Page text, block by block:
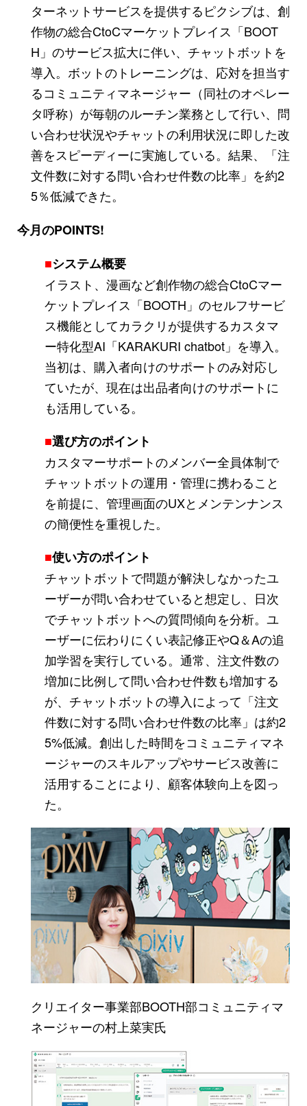
ターネットサービスを提供するピクシブは、創
作物の総合CtoCマーケットプレイス「BOOT
H」のサービス拡大に伴い、チャットボットを
導入。ボットのトレーニングは、応対を担当す
るコミュニティマネージャー（同社のオペレー
タ呼称）が毎朝のルーチン業務として行い、問
い合わせ状況やチャットの利用状況に即した改
善をスピーディーに実施している。結果、「注
文件数に対する問い合わせ件数の比率」を約2
5％低減できた。
今月のPOINTS!
■システム概要
イラスト、漫画など創作物の総合CtoCマー
ケットプレイス「BOOTH」のセルフサービ
ス機能としてカラクリが提供するカスタマ
ー特化型AI「KARAKURI chatbot」を導入。
当初は、購入者向けのサポートのみ対応し
ていたが、現在は出品者向けのサポートに
も活用している。
■選び方のポイント
カスタマーサポートのメンバー全員体制で
チャットボットの運用・管理に携わること
を前提に、管理画面のUXとメンテンナンス
の簡便性を重視した。
■使い方のポイント
チャットボットで問題が解決しなかったユ
ーザーが問い合わせていると想定し、日次
でチャットボットへの質問傾向を分析。ユ
ーザーに伝わりにくい表記修正やQ＆Aの追
加学習を実行している。通常、注文件数の
増加に比例して問い合わせ件数も増加する
が、チャットボットの導入によって「注文
件数に対する問い合わせ件数の比率」は約2
5%低減。創出した時間をコミュニティマネ
ージャーのスキルアップやサービス改善に
活用することにより、顧客体験向上を図っ
た。
クリエイター事業部BOOTH部コミュニティマ
ネージャーの村上菜実氏